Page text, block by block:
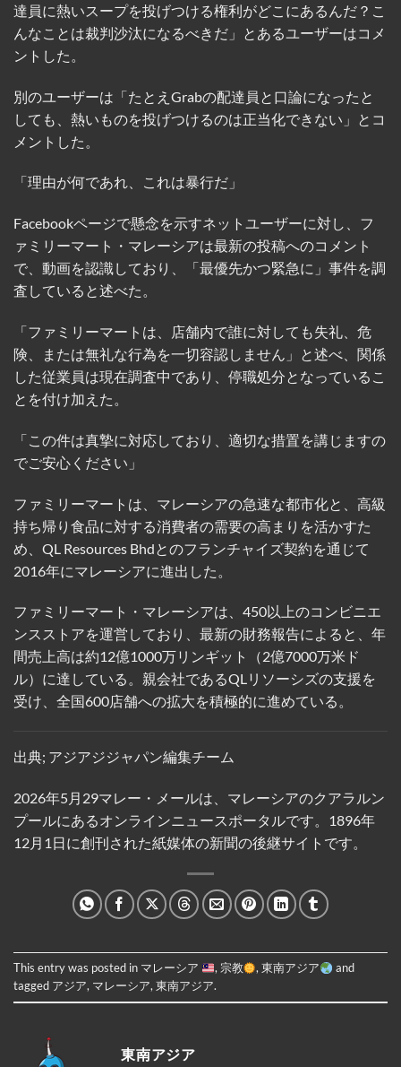
達員に熱いスープを投げつける権利がどこにあるんだ？こ
んなことは裁判沙汰になるべきだ」とあるユーザーはコメ
ントした。
別のユーザーは「たとえGrabの配達員と口論になったと
しても、熱いものを投げつけるのは正当化できない」とコ
メントした。
「理由が何であれ、これは暴行だ」
Facebookページで懸念を示すネットユーザーに対し、フ
ァミリーマート・マレーシアは最新の投稿へのコメント
で、動画を認識しており、「最優先かつ緊急に」事件を調
査していると述べた。
「ファミリーマートは、店舗内で誰に対しても失礼、危
険、または無礼な行為を一切容認しません」と述べ、関係
した従業員は現在調査中であり、停職処分となっているこ
とを付け加えた。
「この件は真摯に対応しており、適切な措置を講じますの
でご安心ください」
ファミリーマートは、マレーシアの急速な都市化と、高級
持ち帰り食品に対する消費者の需要の高まりを活かすた
め、QL Resources Bhdとのフランチャイズ契約を通じて
2016年にマレーシアに進出した。
ファミリーマート・マレーシアは、450以上のコンビニエ
ンスストアを運営しており、最新の財務報告によると、年
間売上高は約12億1000万リンギット（2億7000万米ド
ル）に達している。親会社であるQLリソーシズの支援を
受け、全国600店舗への拡大を積極的に進めている。
出典; アジアジジャパン編集チーム
2026年5月29マレー・メールは、マレーシアのクアラルン
プールにあるオンラインニュースポータルです。1896年
12月1日に創刊された紙媒体の新聞の後継サイトです。
This entry was posted in マレーシア ,宗教 ,東南アジア
and
tagged アジア, マレーシア,東南アジア.
東南アジア